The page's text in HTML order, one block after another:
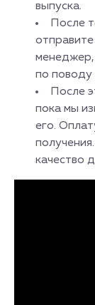
выпуска.
После
менеджер,
по поводу
После
пока мы
его.
качество